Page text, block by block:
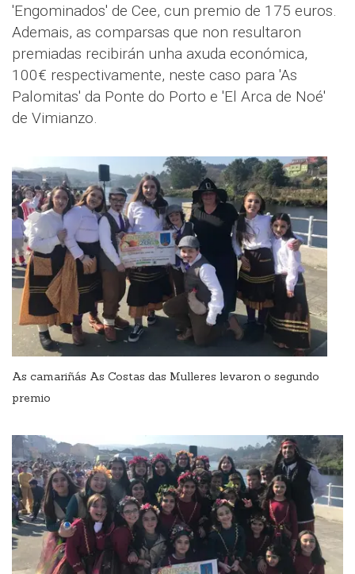
'Engominados' de Cee, cun premio de 175 euros.
Ademais, as comparsas que non resultaron
premiadas recibirán unha axuda económica,
100€ respectivamente, neste caso para 'As
Palomitas' da Ponte do Porto e 'El Arca de Noé'
de Vimianzo.
As camariñás As Costas das Mulleres levaron o segundo
premio